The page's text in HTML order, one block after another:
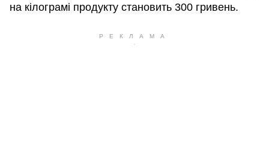
на кілограмі продукту становить 300 гривень.